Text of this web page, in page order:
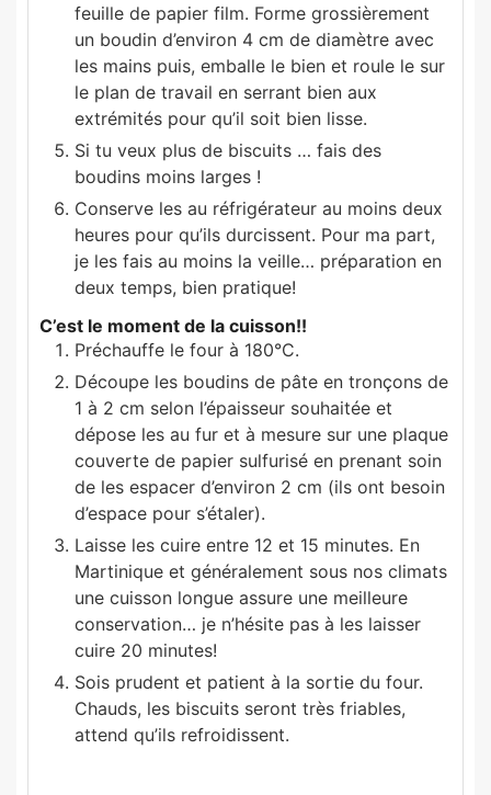
feuille de papier film. Forme grossièrement
un boudin d’environ 4 cm de diamètre avec
les mains puis, emballe le bien et roule le sur
le plan de travail en serrant bien aux
extrémités pour qu’il soit bien lisse.
Si tu veux plus de biscuits … fais des
boudins moins larges !
Conserve les au réfrigérateur au moins deux
heures pour qu’ils durcissent. Pour ma part,
je les fais au moins la veille… préparation en
deux temps, bien pratique!
C’est le moment de la cuisson!!
Préchauffe le four à 180°C.
Découpe les boudins de pâte en tronçons de
1 à 2 cm selon l’épaisseur souhaitée et
dépose les au fur et à mesure sur une plaque
couverte de papier sulfurisé en prenant soin
de les espacer d’environ 2 cm (ils ont besoin
d’espace pour s’étaler).
Laisse les cuire entre 12 et 15 minutes. En
Martinique et généralement sous nos climats
une cuisson longue assure une meilleure
conservation… je n’hésite pas à les laisser
cuire 20 minutes!
Sois prudent et patient à la sortie du four.
Chauds, les biscuits seront très friables,
attend qu’ils refroidissent.